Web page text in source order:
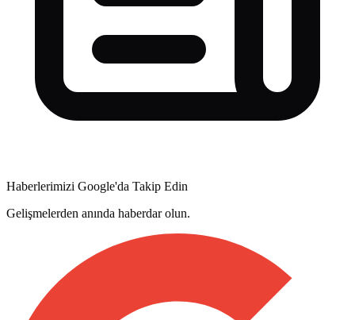
Haberlerimizi Google'da Takip Edin
Gelişmelerden anında haberdar olun.